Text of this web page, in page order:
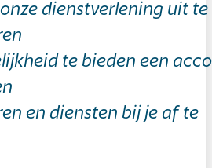
dienstverlening uit te
te bieden een
en diensten bij je af te